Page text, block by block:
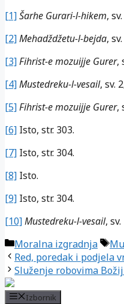
[1]Šarhe Gurari-l-hikem,
[2]Mehadždžetu-l-bejda,
[3]Fihrist-e mozuijje Gurer,
[4]Mustedreku-l-vesail, sv.
[5]Fihrist-e mozuijje Gurer,
[6] Isto, str. 303.
[7] Isto, str. 304.
[8] Isto.
[9] Isto, str. 304.
[10]Mustedreku-l-vesail,
Kategorije
Moralna izgradnja
Red, poredak i podjela
Služenje robovima
Izbornik